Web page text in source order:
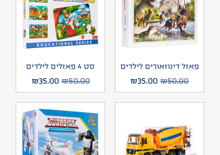
פאזל דינוזאורים לילדים
₪50.00
₪35.00
סט 4 פאזלים לילדים
₪50.00
₪35.00